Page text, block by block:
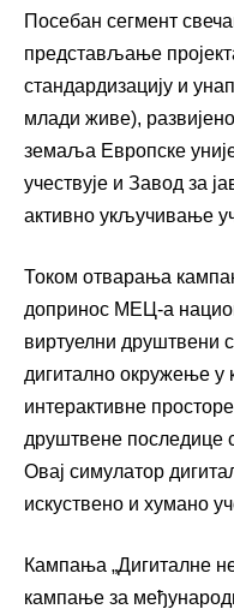
Посебан сегмент
представљање
стандардизацију и
млади живе),
земаља Европске
учествује и Завод за
активно укључивање
Током отварања
допринос МЕЦ-а
виртуелни друштвени
дигитално окружење у
интерактивне
друштвене последице
Овај симулатор
искуствено и хумано
Кампања „Дигиталне
кампање за